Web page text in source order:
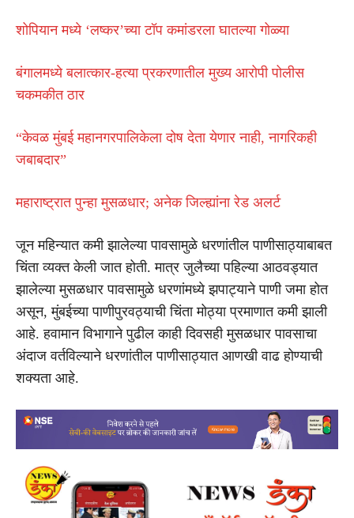
शोपियान मध्ये ‘लष्कर’च्या टॉप कमांडरला घातल्या गोळ्या
बंगालमध्ये बलात्कार-हत्या प्रकरणातील मुख्य आरोपी पोलीस
चकमकीत ठार
“केवळ मुंबई महानगरपालिकेला दोष देता येणार नाही, नागरिकही
जबाबदार”
महाराष्ट्रात पुन्हा मुसळधार; अनेक जिल्ह्यांना रेड अलर्ट
जून महिन्यात कमी झालेल्या पावसामुळे धरणांतील पाणीसाठ्याबाबत
चिंता व्यक्त केली जात होती. मात्र जुलैच्या पहिल्या आठवड्यात
झालेल्या मुसळधार पावसामुळे धरणांमध्ये झपाट्याने पाणी जमा होत
असून, मुंबईच्या पाणीपुरवठ्याची चिंता मोठ्या प्रमाणात कमी झाली
आहे. हवामान विभागाने पुढील काही दिवसही मुसळधार पावसाचा
अंदाज वर्तविल्याने धरणांतील पाणीसाठ्यात आणखी वाढ होण्याची
शक्यता आहे.